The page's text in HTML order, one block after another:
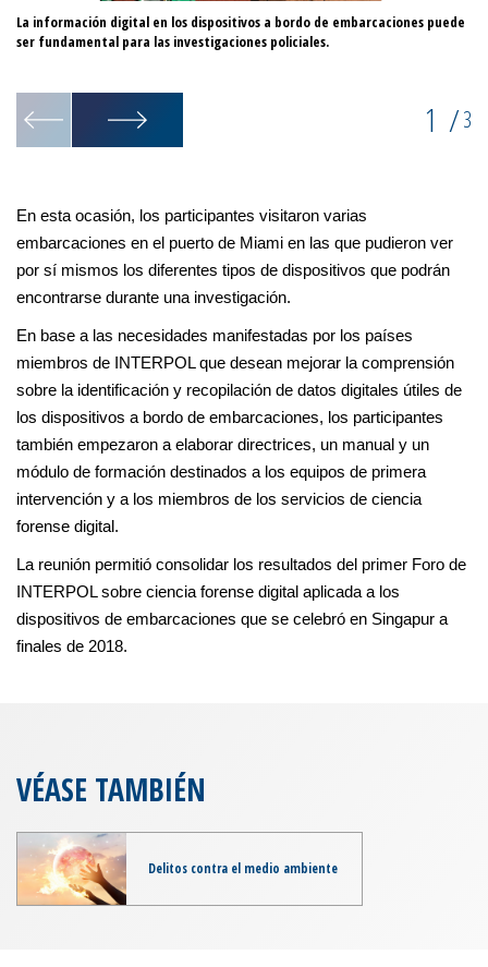
La información digital en los dispositivos a bordo de embarcaciones puede
ser fundamental para las investigaciones policiales.
1 /3
En esta ocasión, los participantes visitaron varias
embarcaciones en el puerto de Miami en las que pudieron ver
por sí mismos los diferentes tipos de dispositivos que podrán
encontrarse durante una investigación.
En base a las necesidades manifestadas por los países
miembros de INTERPOL que desean mejorar la comprensión
sobre la identificación y recopilación de datos digitales útiles de
los dispositivos a bordo de embarcaciones, los participantes
también empezaron a elaborar directrices, un manual y un
módulo de formación destinados a los equipos de primera
intervención y a los miembros de los servicios de ciencia
forense digital.
La reunión permitió consolidar los resultados del primer Foro de
INTERPOL sobre ciencia forense digital aplicada a los
dispositivos de embarcaciones que se celebró en Singapur a
finales de 2018.
VÉASE TAMBIÉN
Delitos contra el medio ambiente